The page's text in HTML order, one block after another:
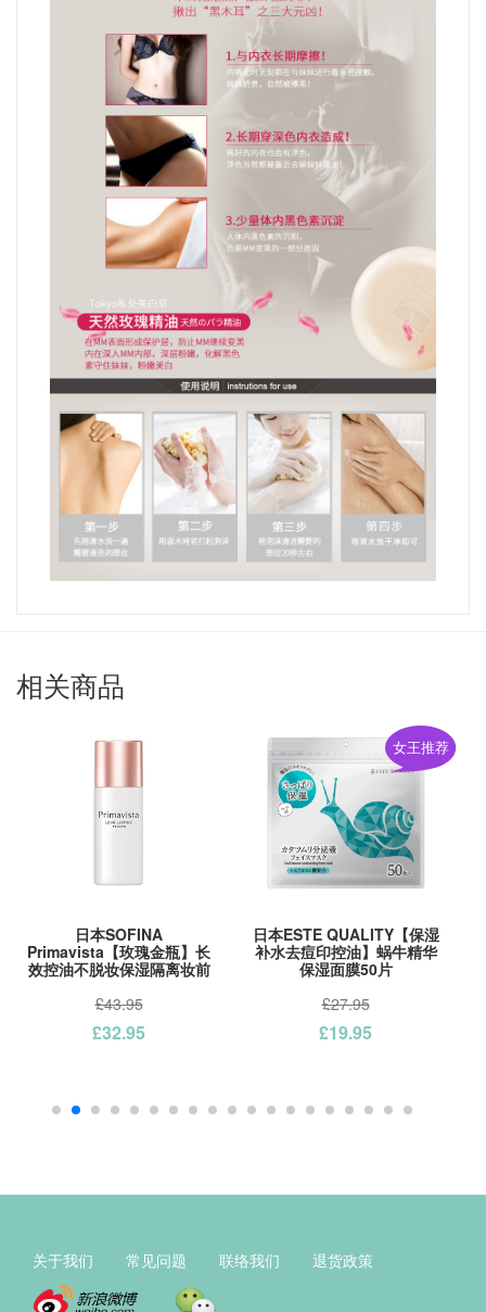
相关商品
日本SOFINA
Primavista【玫瑰金瓶】长
效控油不脱妆保湿隔离妆前
£43.95
£32.95
日本ESTE QUALITY【保湿
补水去痘印控油】蜗牛精华
保湿面膜50片
女王推荐
£27.95
£19.95
关于我们 常见问题 联络我们 退货政策